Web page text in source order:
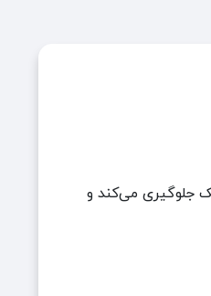
جلوگیری می‌کند و